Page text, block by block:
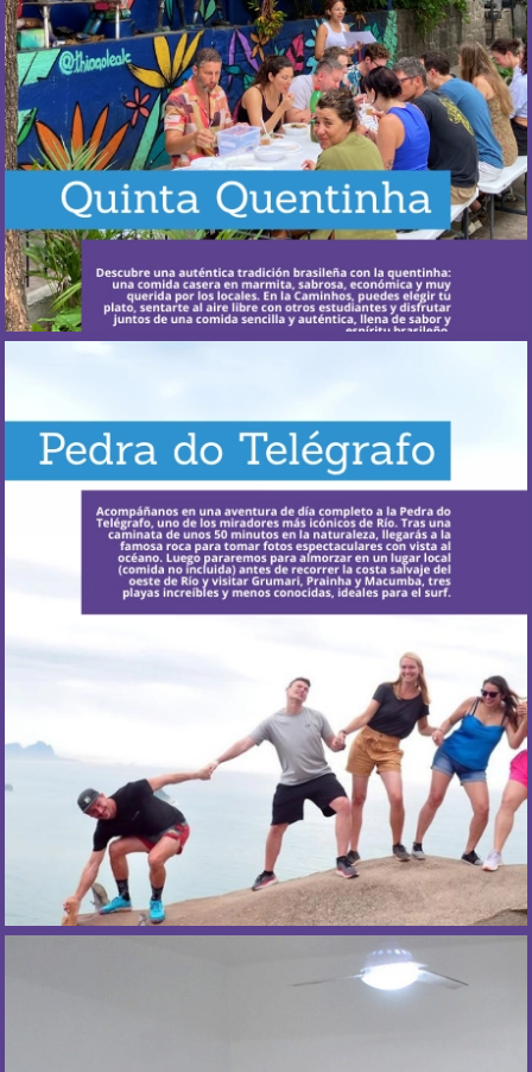
Todos los jueves.
Más Información
¿Cuándo ocurre?
Los fines de semana, generalmente los sábados.
Más Información